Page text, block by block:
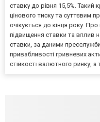
ставку до рівня 15,5%.
цінового тиску та суттєвим
очікується до кінця року.
підвищення ставки та вплив
ставки, за даними
привабливості гривневих
стійкості валютного ринку, а